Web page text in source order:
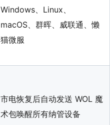
Windows、Linux、
macOS、群晖、威联通、懒
猫微服
市电恢复后自动发送 WOL 魔
术包唤醒所有纳管设备